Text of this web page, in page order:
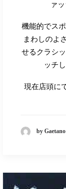
ァ
機能的でス
まわしのよ
せるクラシ
ッチ
現在店頭に
by